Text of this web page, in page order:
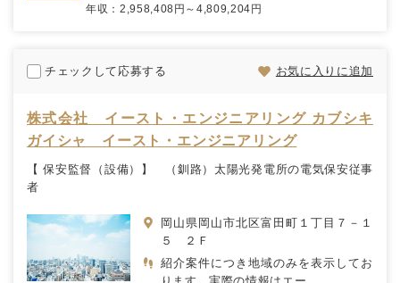
年収：2,958,408円～4,809,204円
チェックして応募する お気に入りに追加
株式会社 イースト・エンジニアリング カブシキ
ガイシャ イースト・エンジニアリング
【 保安監督（設備）】 （釧路）太陽光発電所の電気保安従事
者
岡山県岡山市北区富田町１丁目７－１
５ ２Ｆ
紹介案件につき地域のみを表示してお